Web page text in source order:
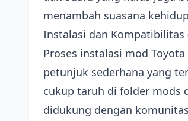
menambah suasana
Instalasi dan Kompatibilitas
Proses instalasi mod
petunjuk sederhana yang
cukup taruh di folder mods
didukung dengan